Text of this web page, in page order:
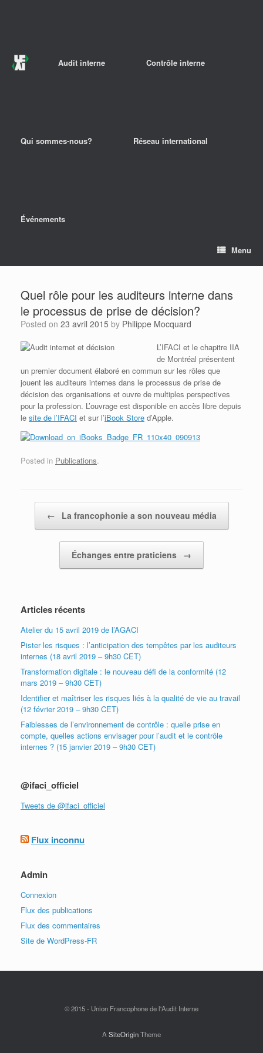
Audit interne Contrôle interne
Qui sommes-nous? Réseau international
Événements
Menu
Quel rôle pour les auditeurs interne dans
le processus de prise de décision?
Posted on 23 avril 2015 by Philippe Mocquard
L’IFACI et le chapitre IIA
de Montréal présentent
un premier document élaboré en commun sur les rôles que
jouent les auditeurs internes dans le processus de prise de
décision des organisations et ouvre de multiples perspectives
pour la profession. L’ouvrage est disponible en accès libre depuis
le site de l’IFACI et sur l’iBook Store d’Apple.
Posted in Publications.
← La francophonie a son nouveau média
Échanges entre praticiens →
Articles récents
Atelier du 15 avril 2019 de l’AGACI
Pister les risques : l’anticipation des tempêtes par les auditeurs
internes (18 avril 2019 – 9h30 CET)
Transformation digitale : le nouveau défi de la conformité (12
mars 2019 – 9h30 CET)
Identifier et maîtriser les risques liés à la qualité de vie au travail
(12 février 2019 – 9h30 CET)
Faiblesses de l’environnement de contrôle : quelle prise en
compte, quelles actions envisager pour l’audit et le contrôle
internes ? (15 janvier 2019 – 9h30 CET)
@ifaci_officiel
Tweets de @ifaci_officiel
Flux inconnu
Admin
Connexion
Flux des publications
Flux des commentaires
Site de WordPress-FR
© 2015 - Union Francophone de l'Audit Interne
A SiteOriginTheme